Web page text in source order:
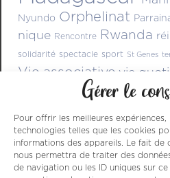
Gérer le
Pour offrir les meilleures
technologies telles que les cookies
informations des appareils. Le fait de
nous permettra de traiter des
de navigation ou les ID uniques sur
Nyundo Orphelinat
nique Rencontre Rwanda
solidarité spectacle sport St Genes
Vie associative vie